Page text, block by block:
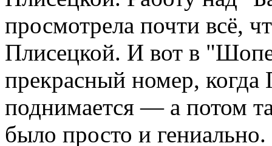
просмотрела почти всё,
Плисецкой. И вот в
прекрасный номер, когда
поднимается — а потом
было просто и